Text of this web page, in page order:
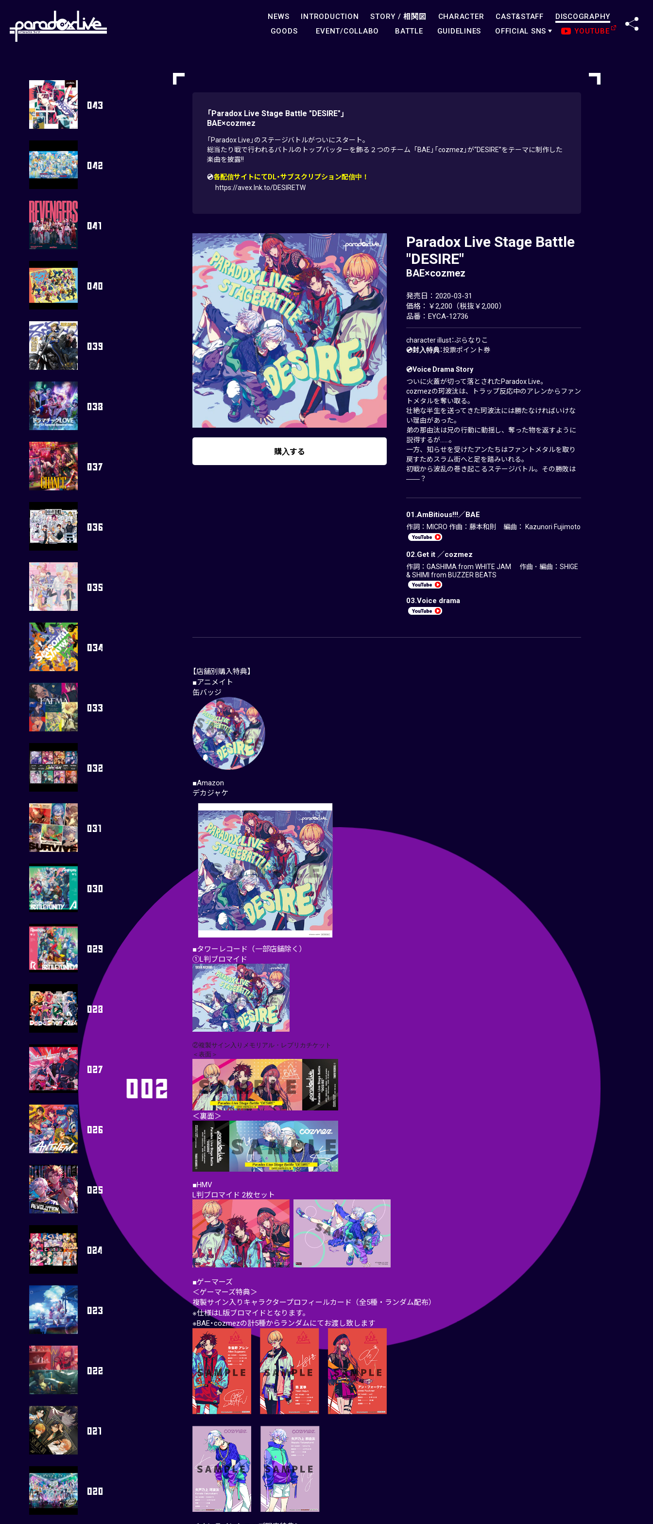
NEWS INTRODUCTION STORY /相関図 CHARACTER CAST&STAFF
DISCOGRAPHY
GOODS
EVENT/COLLABO BATTLE GUIDELINES OFFICIAL SNS YOUTUBE
「Paradox Live Stage Battle "DESIRE"」
BAE×cozmez
「Paradox Live」のステージバトルがついにスタート。
総当たり戦で行われるバトルのトップバッターを飾る２つのチーム「BAE」「cozmez」が“DESIRE”をテーマに制作した
楽曲を披露!!
💿各配信サイトにてDL・サブスクリプション配信中！
https://avex.lnk.to/DESIRETW
購入する
Paradox Live Stage Battle
"DESIRE"
BAE×cozmez
発売日：2020-03-31
価格：￥2,200（税抜￥2,000）
品番：EYCA-12736
character illust：ぷらなりこ
💿封入特典：投票ポイント券
💿Voice Drama Story
ついに火蓋が切って落とされたParadox Live。
cozmezの珂波汰は、トラップ反応中のアレンからファン
トメタルを奪い取る。
壮絶な半生を送ってきた珂波汰には勝たなければいけな
い理由があった。
弟の那由汰は兄の行動に動揺し、奪った物を返すように
説得するが……。
一方、知らせを受けたアンたちはファントメタルを取り
戻すためスラム街へと足を踏みいれる。
初戦から波乱の巻き起こるステージバトル。その勝敗は
――？
01.AmBitious!!!／BAE
作詞：MICRO 作曲：藤本和則 編曲： Kazunori Fujimoto
02.Get it ／cozmez
作詞：GASHIMA from WHITE JAM 作曲 ･ 編曲：SHIGE
& SHIMI from BUZZER BEATS
03.Voice drama
【店舗別購入特典】
■アニメイト
缶バッジ
■Amazon
デカジャケ
■タワーレコード（一部店舗除く）
①L判ブロマイド
②複製サイン入りメモリアル・レプリカチケット
＜表面＞
＜裏面＞
■HMV
L判ブロマイド 2枚セット
■ゲーマーズ
＜ゲーマーズ特典＞
複製サイン入りキャラクタープロフィールカード（全5種・ランダム配布）
※仕様はL版ブロマイドとなります。
※BAE・cozmezの計5種からランダムにてお渡し致します